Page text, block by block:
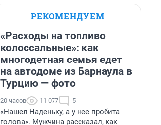
РЕКОМЕНДУЕМ
«Расходы на топливо
колоссальные»: как
многодетная семья едет
на автодоме из Барнаула в
Турцию — фото
20 часов 11 077 5
«Нашел Наденьку, а у нее пробита
голова». Мужчина рассказал, как